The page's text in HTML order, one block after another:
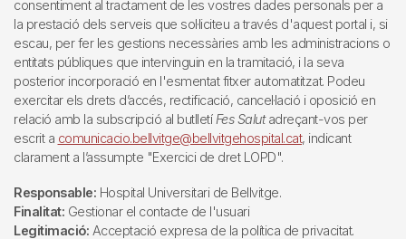
consentiment al tractament de les vostres dades personals per a
la prestació dels serveis que sol·liciteu a través d'aquest portal i, si
escau, per fer les gestions necessàries amb les administracions o
entitats públiques que intervinguin en la tramitació, i la seva
posterior incorporació en l'esmentat fitxer automatitzat. Podeu
exercitar els drets d’accés, rectificació, cancel·lació i oposició en
relació amb la subscripció al butlletí Fes Salutadreçant-vos per
escrit a comunicacio.bellvitge@bellvitgehospital.cat, indicant
clarament a l’assumpte "Exercici de dret LOPD".
Responsable: Hospital Universitari de Bellvitge.
Finalitat: Gestionar el contacte de l'usuari
Legitimació: Acceptació expresa de la política de privacitat.